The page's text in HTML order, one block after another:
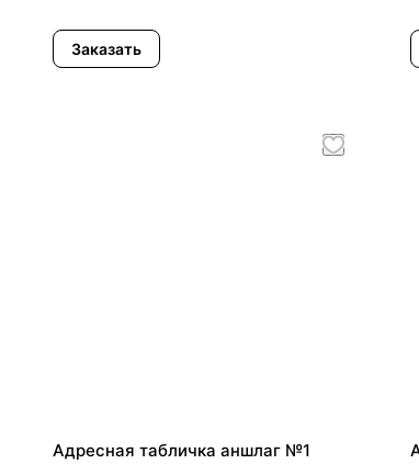
Заказать
Адресная табличка аншлаг №1